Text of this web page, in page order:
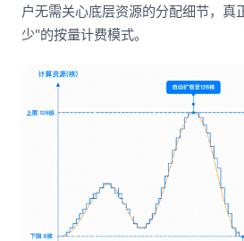
户无需关心底层资源的分配细节，真
少"的按量计费模式。